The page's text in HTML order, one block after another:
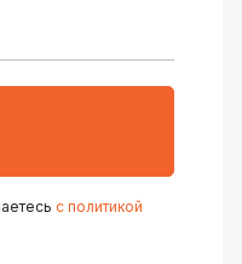
с политикой